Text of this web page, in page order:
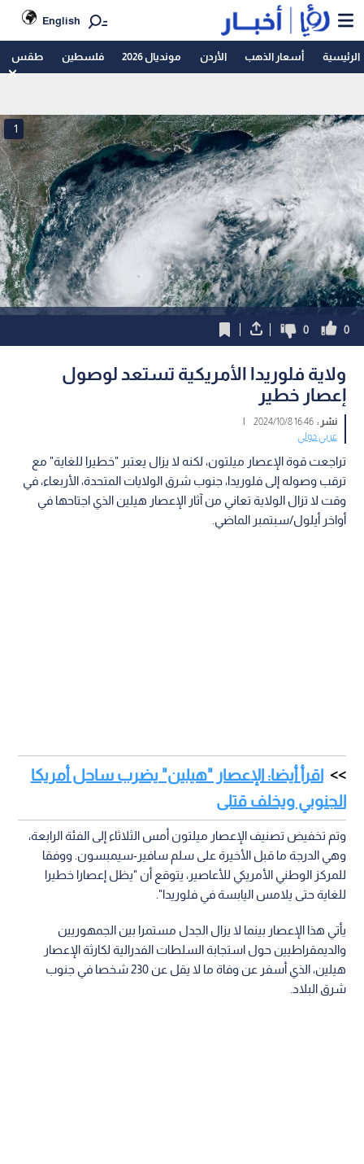
English
الرئيسية أسعار الذهب الأردن مونديال 2026 فلسطين طقس
1
0
0
ولاية فلوريدا الأمريكية تستعد لوصول
إعصار خطير
نشر :16:46 2024/10/8
|
عربي دولي
تراجعت قوة الإعصار ميلتون، لكنه لا يزال يعتبر "خطيرا للغاية" مع
ترقب وصوله إلى فلوريدا، جنوب شرق الولايات المتحدة، الأربعاء، في
وقت لا تزال الولاية تعاني من آثار الإعصار هيلين الذي اجتاحها في
أواخر أيلول/سبتمبر الماضي.
اقرأ أيضا: الإعصار "هيلين" يضرب ساحل أمريكا
الجنوبي ويخلف قتلى
وتم تخفيض تصنيف الإعصار ميلتون أمس الثلاثاء إلى الفئة الرابعة،
وهي الدرجة ما قبل الأخيرة على سلم سافير-سيمبسون. ووفقا
للمركز الوطني الأمريكي للأعاصير، يتوقع أن "يظل إعصارا خطيرا
للغاية حتى يلامس اليابسة في فلوريدا".
يأتي هذا الإعصار بينما لا يزال الجدل مستمرا بين الجمهوريين
والديمقراطيين حول استجابة السلطات الفدرالية لكارثة الإعصار
هيلين، الذي أسفر عن وفاة ما لا يقل عن 230 شخصا في جنوب
شرق البلاد.